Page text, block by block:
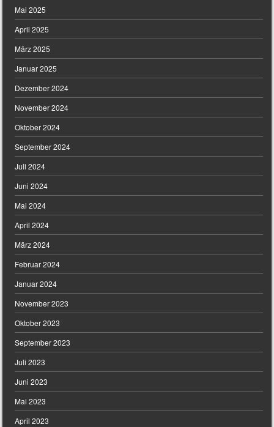
Mai 2025
April 2025
März 2025
Januar 2025
Dezember 2024
November 2024
Oktober 2024
September 2024
Juli 2024
Juni 2024
Mai 2024
April 2024
März 2024
Februar 2024
Januar 2024
November 2023
Oktober 2023
September 2023
Juli 2023
Juni 2023
Mai 2023
April 2023